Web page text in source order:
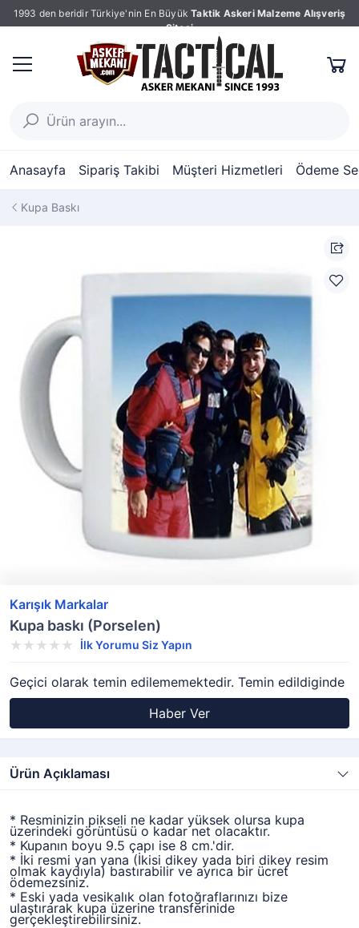
1993 den beridir Türkiye'nin En Büyük Taktik Askeri Malzeme Alışveriş
Sitesi
Anasayfa Sipariş Takibi Müşteri Hizmetleri Ödeme
Kupa Baskı
Karışık Markalar
Kupa baskı (Porselen)
İlk Yorumu Siz Yapın
Geçici olarak temin edilememektedir. Temin edildiginde
Haber Ver
Ürün Açıklaması
* Resminizin pikseli ne kadar yüksek olursa kupa
üzerindeki görüntüsü o kadar net olacaktır.
* Kupanın boyu 9.5 çapı ise 8 cm.'dir.
* İki resmi yan yana (İkisi dikey yada biri dikey resim
olmak kaydıyla) bastırabilir ve ayrıca bir ücret
ödemezsiniz.
* Eski yada vesikalık olan fotoğraflarınızı bize
ulaştırarak kupa üzerine transferinide
gerçekleştirebilirsiniz.